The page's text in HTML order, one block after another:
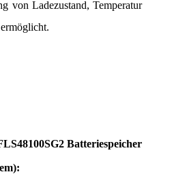
von Ladezustand, Temperatur
Batteriespeicher